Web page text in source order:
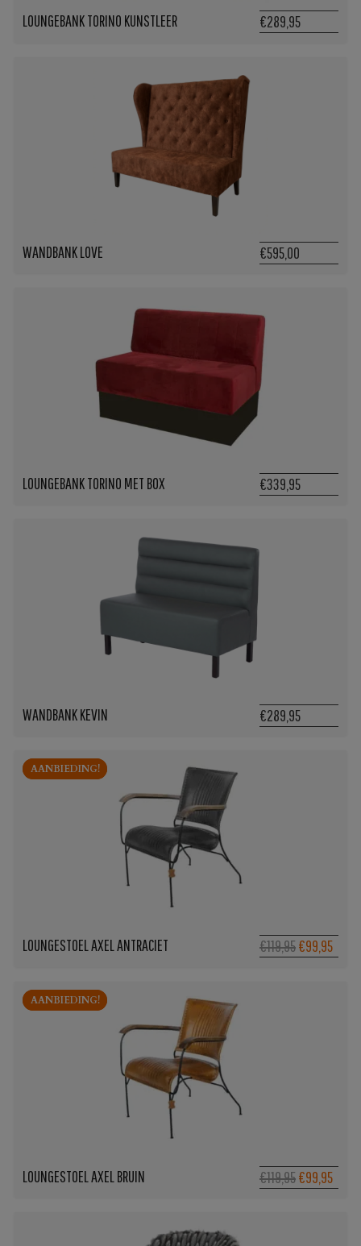
LOUNGEBANK TORINO KUNSTLEER €289,95
WANDBANK LOVE €595,00
LOUNGEBANK TORINO MET BOX €339,95
WANDBANK KEVIN €289,95
AANBIEDING!
AANBIEDING!
LOUNGESTOEL AXEL ANTRACIET €119,95€99,95
AANBIEDING!
AANBIEDING!
LOUNGESTOEL AXEL BRUIN €119,95€99,95